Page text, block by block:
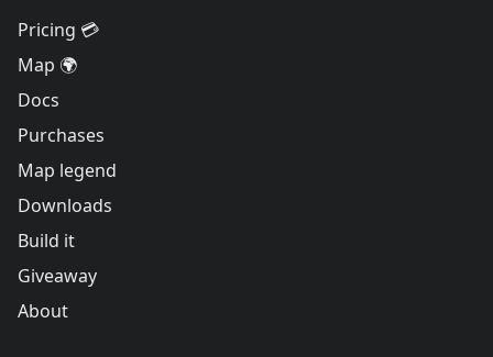
Pricing 💳
Map 🌍
Docs
Purchases
Map legend
Downloads
Build it
Giveaway
About